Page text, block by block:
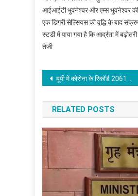
आईआईटी भुवनेश्वर और एम्स भुवनेश्वर की
एक डिग्री सेल्सियस की वृद्धि के बाद
स्टडी में पाया गया है कि आर्द्रता में
तेजी
Post
navigation
यूपी में कोरोना के रिकॉर्ड 2061 नए मामले, कुल संख्या 43 हजार के पार, अभीतक 1046 की मौत
RELATED POSTS